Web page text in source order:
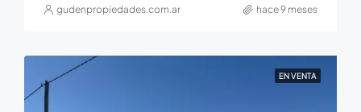
gudenpropiedades.com.ar hace 9 meses
EN VENTA